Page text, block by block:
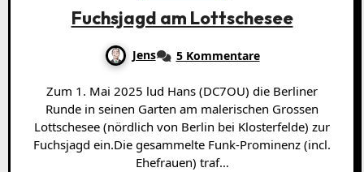
Fuchsjagd am Lottschesee
Jens 5 Kommentare
Zum 1. Mai 2025 lud Hans (DC7OU) die Berliner
Runde in seinen Garten am malerischen Grossen
Lottschesee (nördlich von Berlin bei Klosterfelde) zur
Fuchsjagd ein.Die gesammelte Funk-Prominenz (incl.
Ehefrauen) traf…